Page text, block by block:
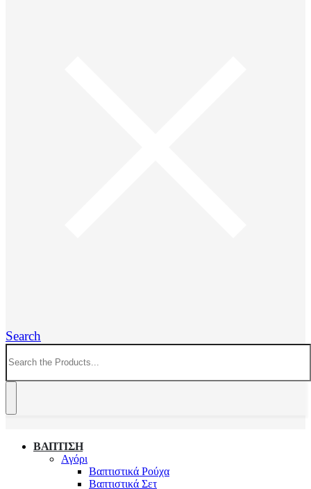
Search
ΒΑΠΤΙΣΗ
Αγόρι
Βαπτιστικά Ρούχα
Βαπτιστικά Σετ